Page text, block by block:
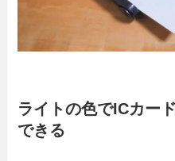
ライトの色でICカー
できる